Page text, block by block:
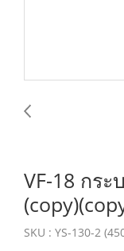
VF-18 กร
SKU : YS-130-2